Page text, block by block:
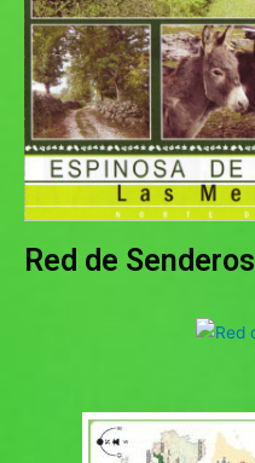
Red de Senderos